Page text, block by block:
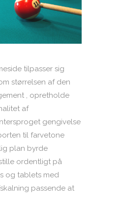
tilpasser sig
størrelsen af ​​den
, opretholde
af
gengivelse
til farvetone
plan byrde
​​ordentligt på
og tablets med
passende at